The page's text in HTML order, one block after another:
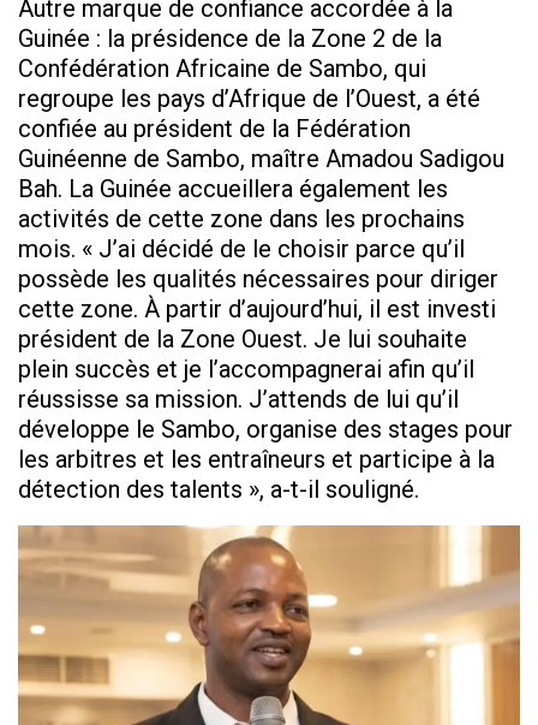
Autre marque de confiance accordée à la
Guinée : la présidence de la Zone 2 de la
Confédération Africaine de Sambo, qui
regroupe les pays d’Afrique de l’Ouest, a été
confiée au président de la Fédération
Guinéenne de Sambo, maître Amadou Sadigou
Bah. La Guinée accueillera également les
activités de cette zone dans les prochains
mois. « J’ai décidé de le choisir parce qu’il
possède les qualités nécessaires pour diriger
cette zone. À partir d’aujourd’hui, il est investi
président de la Zone Ouest. Je lui souhaite
plein succès et je l’accompagnerai afin qu’il
réussisse sa mission. J’attends de lui qu’il
développe le Sambo, organise des stages pour
les arbitres et les entraîneurs et participe à la
détection des talents », a-t-il souligné.